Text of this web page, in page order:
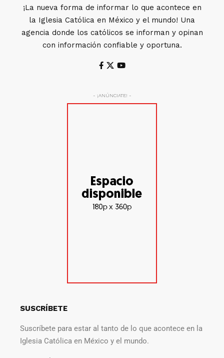
¡La nueva forma de informar lo que acontece en
la Iglesia Católica en México y el mundo! Una
agencia donde los católicos se informan y opinan
con información confiable y oportuna.
- ¡ANÚNCIATE! -
SUSCRÍBETE
Suscríbete para estar al tanto de lo que acontece en la
Iglesia Católica en México y el mundo.